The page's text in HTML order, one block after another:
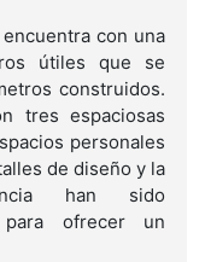
con una
útiles que se
construidos.
tres espaciosas
personales
de diseño y la
han sido
para ofrecer un